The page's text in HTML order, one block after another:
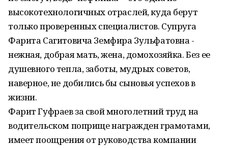
высокотехнологичных отраслей, куда берут
только проверенных специалистов. Супруга
Фарита Сагитовича Земфира Зульфатовна -
нежная, добрая мать, жена, домохозяйка. Без ее
душевного тепла, заботы, мудрых советов,
наверное, не добились бы сыновья успехов в
жизни.
Фарит Гуфраев за свой многолетний труд на
водительском поприще награжден грамотами,
имеет поощрения от руководства компании